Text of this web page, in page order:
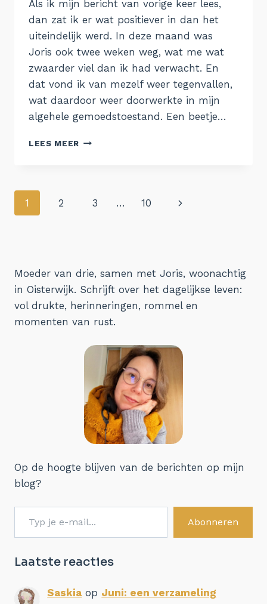
Als ik mijn bericht van vorige keer lees,
dan zat ik er wat positiever in dan het
uiteindelijk werd. In deze maand was
Joris ook twee weken weg, wat me wat
zwaarder viel dan ik had verwacht. En
dat vond ik van mezelf weer tegenvallen,
wat daardoor weer doorwerkte in mijn
algehele gemoedstoestand. Een beetje…
LEES MEER VAN
Paginanavigatie
1 2 3 … 10
Volgende
Moeder van drie, samen met Joris, woonachtig
in Oisterwijk. Schrijft over het dagelijkse leven:
vol drukte, herinneringen, rommel en
momenten van rust.
Op de hoogte blijven van de berichten op mijn
blog?
Typ je e-mail...
Abonneren
Laatste reacties
Saskia op Juni: een verzameling